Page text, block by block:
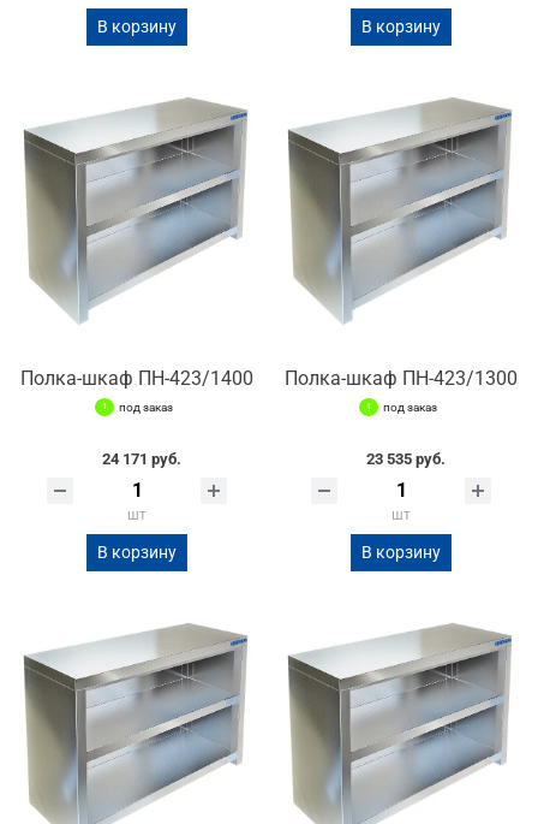
В корзину В корзину
Полка-шкаф ПН-423/1400
под заказ
24 171 руб.
шт
В корзину
Полка-шкаф ПН-423/1300
под заказ
23 535 руб.
шт
В корзину